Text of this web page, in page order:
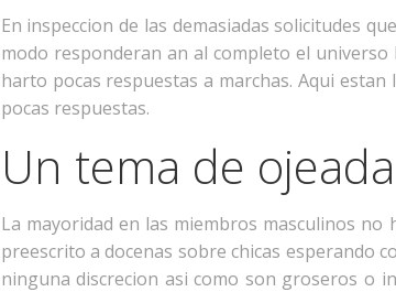
En inspeccion de las demasiadas solicitudes
modo responderan an al completo el
harto pocas respuestas a marchas. Aqui
pocas respuestas.
Un tema de
La mayoridad en las miembros masculinos
preescrito a docenas sobre chicas esperando
ninguna discrecion asi como son groseros o